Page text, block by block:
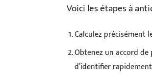
Voici les étapes à
Calculez précisément
Obtenez un accord
d’identifier